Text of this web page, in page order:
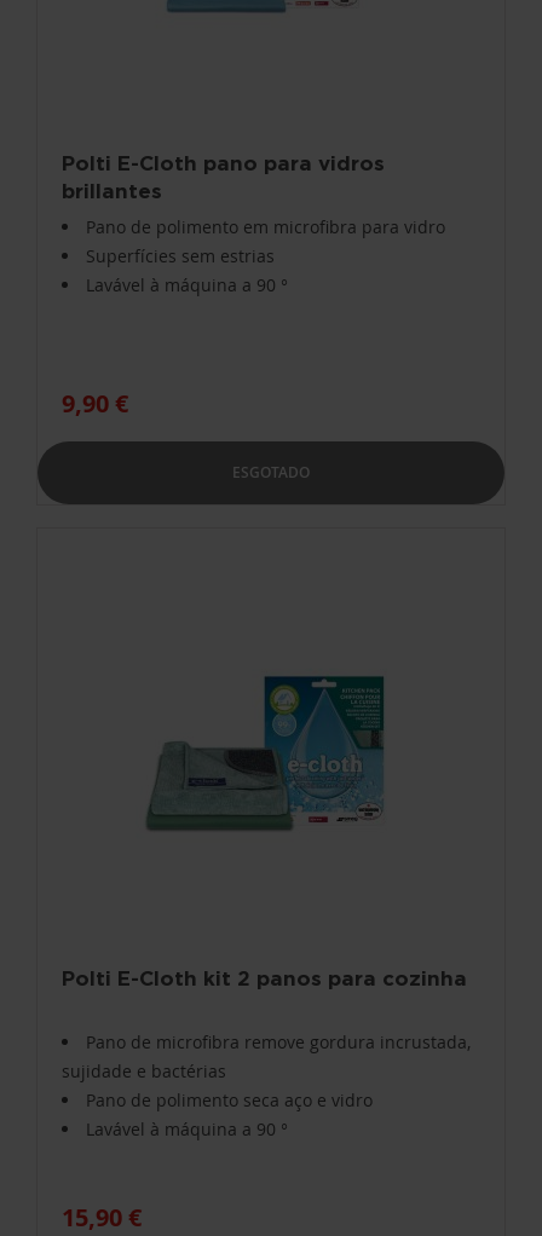
Polti E-Cloth pano para vidros
brillantes
Pano de polimento em microfibra para vidro
Superfícies sem estrias
Lavável à máquina a 90 °
9,90 €
ESGOTADO
Polti E-Cloth kit 2 panos para cozinha
Pano de microfibra remove gordura incrustada,
sujidade e bactérias
Pano de polimento seca aço e vidro
Lavável à máquina a 90 °
15,90 €